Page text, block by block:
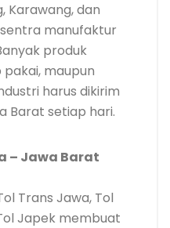
Karawang, dan
manufaktur
produk
maupun
harus dikirim
Barat setiap hari.
– Jawa Barat
Trans Jawa, Tol
Japek membuat